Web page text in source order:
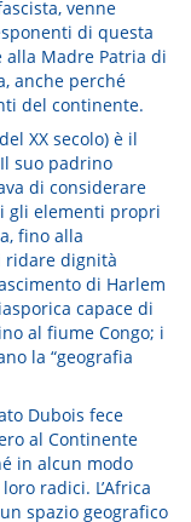
venne
di questa
alla Madre Patria di
anche perché
del continente.
XX secolo) è il
suo padrino
di considerare
gli elementi propri
fino alla
ridare dignità
di Harlem
capace di
al fiume Congo; i
la “geografia
Dubois fece
al Continente
in alcun modo
radici. L’Africa
spazio geografico